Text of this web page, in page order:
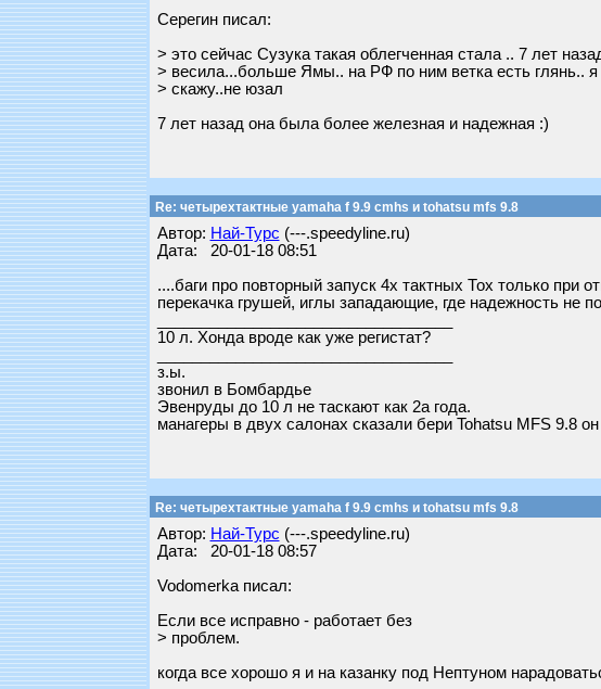
Серегин писал:
> это сейчас Сузука такая облегченная стала .. 7 лет
> весила...больше Ямы.. на РФ по ним ветка есть глянь.. я
> скажу..не юзал
7 лет назад она была более железная и надежная :)
Re: четырехтактные yamaha f 9.9 cmhs и tohatsu mfs 9.8
Автор: Най-Турс (---.speedyline.ru)
Дата: 20-01-18 08:51
....баги про повторный запуск 4х тактных Тох только при
перекачка грушей, иглы западающие, где надежность не
10 л. Хонда вроде как уже регистат?
з.ы.
звонил в Бомбардье
Эвенруды до 10 л не таскают как 2а года.
манагеры в двух салонах сказали бери Tohatsu MFS 9.8
Re: четырехтактные yamaha f 9.9 cmhs и tohatsu mfs 9.8
Автор: Най-Турс (---.speedyline.ru)
Дата: 20-01-18 08:57
Vodomerka писал:
Если все исправно - работает без
> проблем.
когда все хорошо я и на казанку под Нептуном